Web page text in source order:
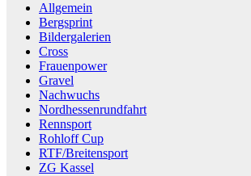
Allgemein
Bergsprint
Bildergalerien
Cross
Frauenpower
Gravel
Nachwuchs
Nordhessenrundfahrt
Rennsport
Rohloff Cup
RTF/Breitensport
ZG Kassel